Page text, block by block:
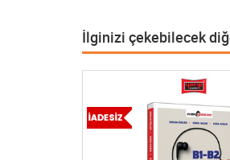
İlginizi çekebilecek